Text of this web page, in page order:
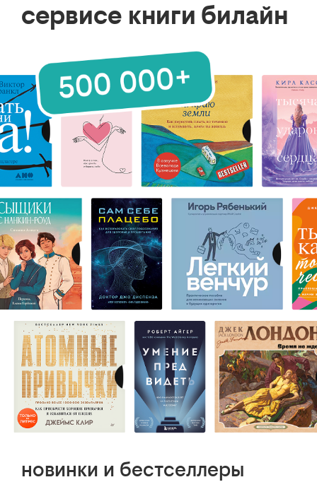
сервисе книги билайн
новинки и бестселлеры